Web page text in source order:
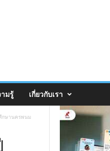
มรู้ เกี่ยวกับเรา
กษานครพนม